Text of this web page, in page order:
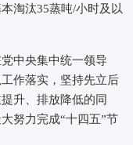
淘汰35蒸吨/小时及以
中央集中统一领导
作落实，坚持先立后
升、排放降低的同
努力完成“十四五”节